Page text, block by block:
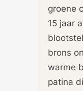
groene
15 jaar
brons
warme
patina